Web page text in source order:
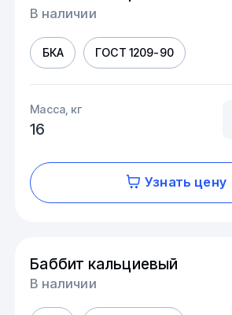
В наличии
БКА ГОСТ 1209-90
Масса, кг
16
Узнать цену
Баббит кальциевый
В наличии